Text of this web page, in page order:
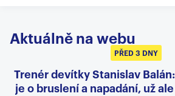
Aktuálně na webu
PŘED 3 DNY
Trenér devítky Stanislav
je o bruslení a napadání, už